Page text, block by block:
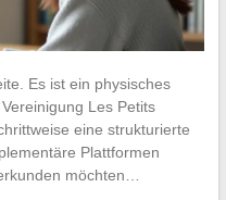
Es ist ein physisches
Les Petits
eine strukturierte
Plattformen
möchten…